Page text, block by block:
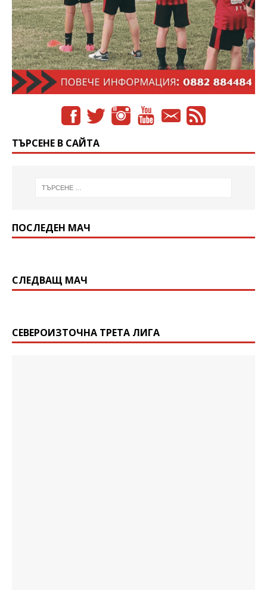
ТЪРСЕНЕ В САЙТА
ПОСЛЕДЕН МАЧ
СЛЕДВАЩ МАЧ
СЕВЕРОИЗТОЧНА ТРЕТА ЛИГА